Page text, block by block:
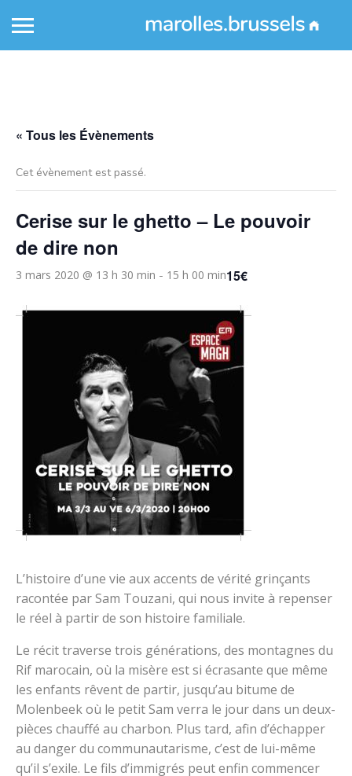
« Tous les Évènements
Cet évènement est passé.
Cerise sur le ghetto – Le pouvoir
de dire non
3 mars 2020 @ 13 h 30 min - 15 h 00 min15€
L’histoire d’une vie aux accents de vérité grinçants
racontée par Sam Touzani, qui nous invite à repenser
le réel à partir de son histoire familiale.
Le récit traverse trois générations, des montagnes du
Rif marocain, où la misère est si écrasante que même
les enfants rêvent de partir, jusqu’au bitume de
Molenbeek où le petit Sam verra le jour dans un deux-
pièces chauffé au charbon. Plus tard, afin d’échapper
au danger du communautarisme, c’est de lui-même
qu’il s’exile. Le fils d’immigrés peut enfin commencer